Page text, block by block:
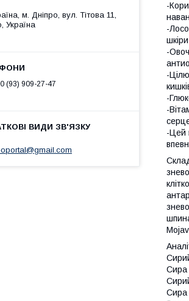
-
-
-
-
-
-
-Цей
Сира
Сира
м. Дніпро, вул. Тітова 11,
Україна
(93) 909-27-47